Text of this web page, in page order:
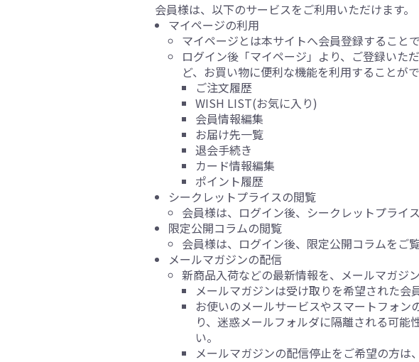
会員様は、以下のサービスをご利用いただけます。
マイページの利用
マイページとは本サイトへ会員登録すること
ログイン後「マイページ」より、ご登録いた
ど、お買い物に便利な機能を利用することがで
ご注文履歴
WISH LIST(お気に入り)
会員情報編集
お届け先一覧
退会手続き
カード情報編集
ポイント履歴
シークレットプライスの閲覧
会員様は、ログイン後、シークレットプライ
限定公開コラムの閲覧
会員様は、ログイン後、限定公開コラムをご
メールマガジンの配信
新商品入荷などの最新情報を、メールマガジ
メールマガジンは受け取りを希望された会
お使いのメールサービスやスマートフォ
り、迷惑メールフォルダに隔離される可
い。
メールマガジンの配信停止をご希望の方は